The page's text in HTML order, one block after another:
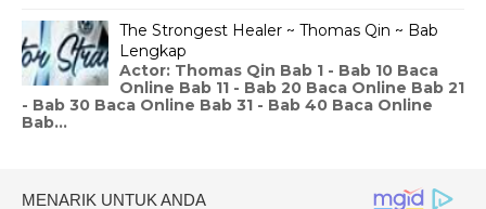
The Strongest Healer ~ Thomas Qin ~ Bab
Lengkap
Actor: Thomas Qin Bab 1 - Bab 10 Baca
Online Bab 11 - Bab 20 Baca Online Bab 21
- Bab 30 Baca Online Bab 31 - Bab 40 Baca Online
Bab...